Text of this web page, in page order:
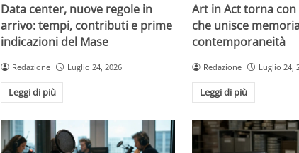
Data center, nuove regole in
arrivo: tempi, contributi e prime
indicazioni del Mase
Redazione Luglio 24, 2026
Leggi di più
Art in Act torna
che unisce
contemporaneità
Redazione Luglio 24,
Leggi di più